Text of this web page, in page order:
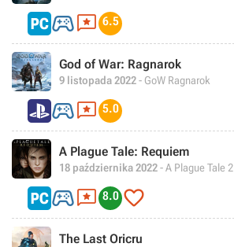
 6.5
God of War: Ragnarok
9 listopada 2022- GoW Ragnarok
 5.0
A Plague Tale: Requiem
18 października 2022- A Plague Tale 2
 8.0 
The Last Oricru